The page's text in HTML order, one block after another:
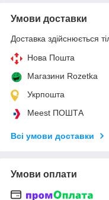
Умови доставки
Доставка здійснюється
Нова Пошта
Магазини Rozetka
Укрпошта
Meest ПОШТА
Всі умови доставки
Умови оплати